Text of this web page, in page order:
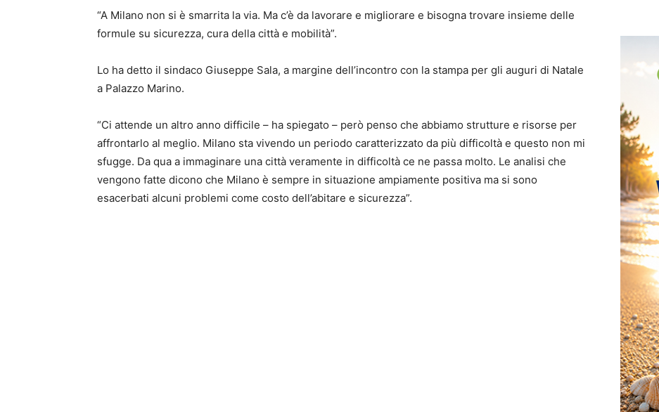
“A Milano non si è smarrita la via. Ma c’è da lavorare e migliorare e bisogna trovare insieme delle
formule su sicurezza, cura della città e mobilità”.
Lo ha detto il sindaco Giuseppe Sala, a margine dell’incontro con la stampa per gli auguri di Natale
a Palazzo Marino.
“Ci attende un altro anno difficile – ha spiegato – però penso che abbiamo strutture e risorse per
affrontarlo al meglio. Milano sta vivendo un periodo caratterizzato da più difficoltà e questo non mi
sfugge. Da qua a immaginare una città veramente in difficoltà ce ne passa molto. Le analisi che
vengono fatte dicono che Milano è sempre in situazione ampiamente positiva ma si sono
esacerbati alcuni problemi come costo dell’abitare e sicurezza”.